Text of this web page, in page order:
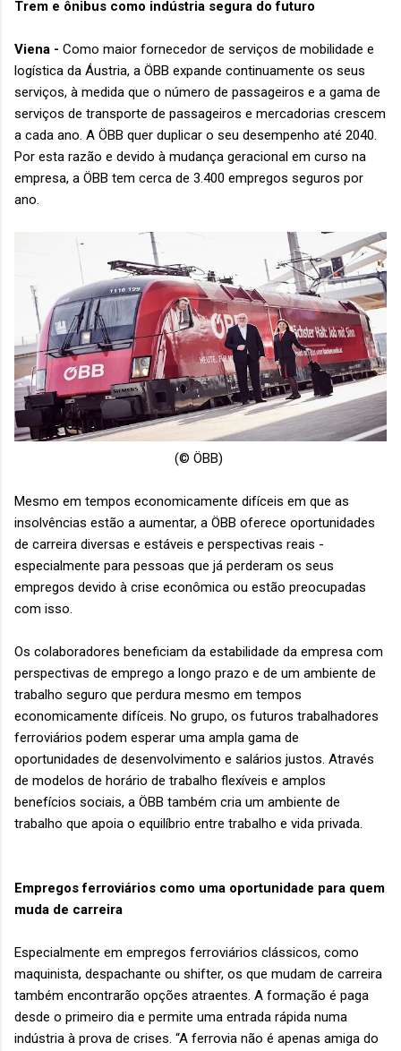
Trem e ônibus como indústria segura do futuro
Viena - Como maior fornecedor de serviços de mobilidade e
logística da Áustria, a ÖBB expande continuamente os seus
serviços, à medida que o número de passageiros e a gama de
serviços de transporte de passageiros e mercadorias crescem
a cada ano. A ÖBB quer duplicar o seu desempenho até 2040.
Por esta razão e devido à mudança geracional em curso na
empresa, a ÖBB tem cerca de 3.400 empregos seguros por
ano.
(© ÖBB)
Mesmo em tempos economicamente difíceis em que as
insolvências estão a aumentar, a ÖBB oferece oportunidades
de carreira diversas e estáveis ​​e perspectivas reais -
especialmente para pessoas que já perderam os seus
empregos devido à crise econômica ou estão preocupadas
com isso.
Os colaboradores beneficiam da estabilidade da empresa com
perspectivas de emprego a longo prazo e de um ambiente de
trabalho seguro que perdura mesmo em tempos
economicamente difíceis. No grupo, os futuros trabalhadores
ferroviários podem esperar uma ampla gama de
oportunidades de desenvolvimento e salários justos. Através
de modelos de horário de trabalho flexíveis e amplos
benefícios sociais, a ÖBB também cria um ambiente de
trabalho que apoia o equilíbrio entre trabalho e vida privada.
Empregos ferroviários como uma oportunidade para quem
muda de carreira
Especialmente em empregos ferroviários clássicos, como
maquinista, despachante ou shifter, os que mudam de carreira
também encontrarão opções atraentes. A formação é paga
desde o primeiro dia e permite uma entrada rápida numa
indústria à prova de crises. “A ferrovia não é apenas amiga do